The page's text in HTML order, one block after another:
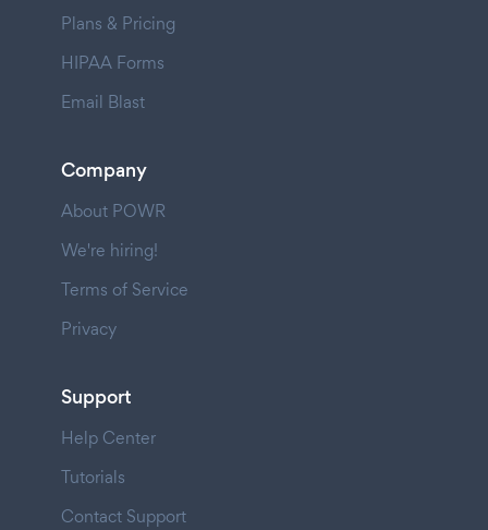
Plans & Pricing
HIPAA Forms
Email Blast
Company
About POWR
We're hiring!
Terms of Service
Privacy
Support
Help Center
Tutorials
Contact Support